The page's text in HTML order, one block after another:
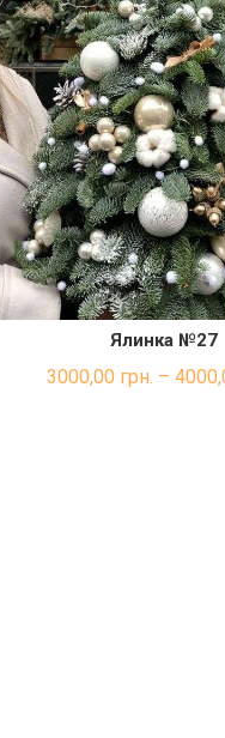
ШВИДКА
Ялинка №27
3000,00 грн. –